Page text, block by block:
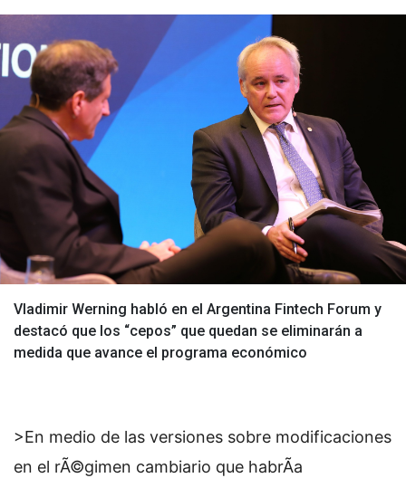
Vladimir Werning habló en el Argentina Fintech Forum y
destacó que los “cepos” que quedan se eliminarán a
medida que avance el programa económico
>En medio de las versiones sobre modificaciones
en el rÃ©gimen cambiario que habrÃ­a